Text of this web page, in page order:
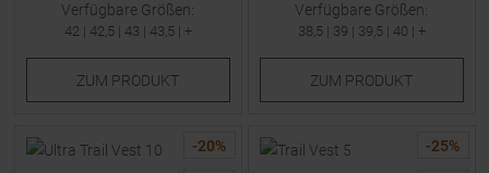
Verfügbare Größen:
42| 42,5 | 43 | 43,5 | +
ZUM PRODUKT
Verfügbare Größen:
38,5 | 39 | 39,5 | 40 | +
ZUM PRODUKT
-20% -25%